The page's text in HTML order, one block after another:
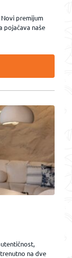
premijum
pojačava naše
na dve